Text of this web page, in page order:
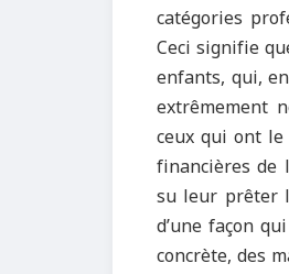
catégories
Ceci signifie
enfants, qui,
extrêmement
ceux qui ont
financières
su leur prêter
d’une façon
concrète, des